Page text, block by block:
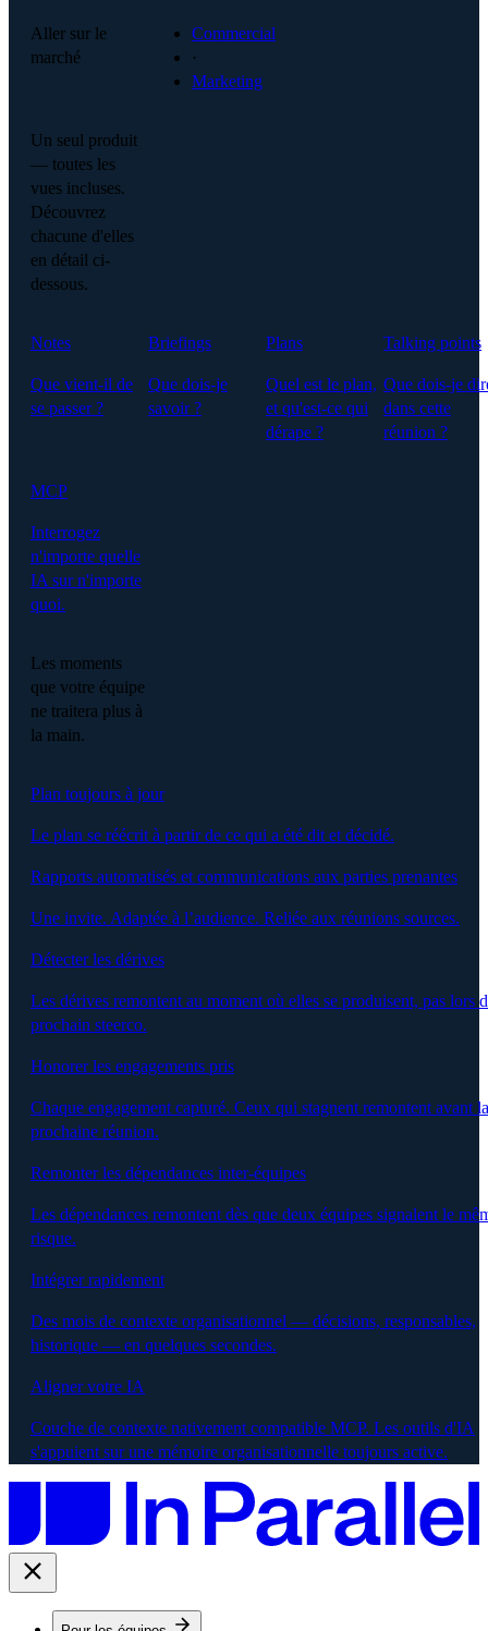
Aller sur le
marché
Commercial
·
Marketing
Un seul produit
— toutes les
vues incluses.
Découvrez
chacune d'elles
en détail ci-
dessous.
Notes
Que vient-il de
se passer ?
Briefings
Que dois-je
savoir ?
Plans
Quel est le plan,
et qu'est-ce qui
dérape ?
Talking points
Que dois-je
dans cette
réunion ?
MCP
Interrogez
n'importe quelle
IA sur n'importe
quoi.
Les moments
que votre équipe
ne traitera plus à
la main.
Plan toujours à jour
Le plan se réécrit à partir de ce qui a été dit et décidé.
Rapports automatisés et communications aux parties prenantes
Une invite. Adaptée à l’audience. Reliée aux réunions sources.
Détecter les dérives
Les dérives remontent au moment où elles se produisent, pas lors
prochain steerco.
Honorer les engagements pris
Chaque engagement capturé. Ceux qui stagnent remontent avant la
prochaine réunion.
Remonter les dépendances inter-équipes
Les dépendances remontent dès que deux équipes signalent le
risque.
Intégrer rapidement
Des mois de contexte organisationnel — décisions, responsables,
historique — en quelques secondes.
Aligner votre IA
Couche de contexte nativement compatible MCP. Les outils d'IA
s'appuient sur une mémoire organisationnelle toujours active.